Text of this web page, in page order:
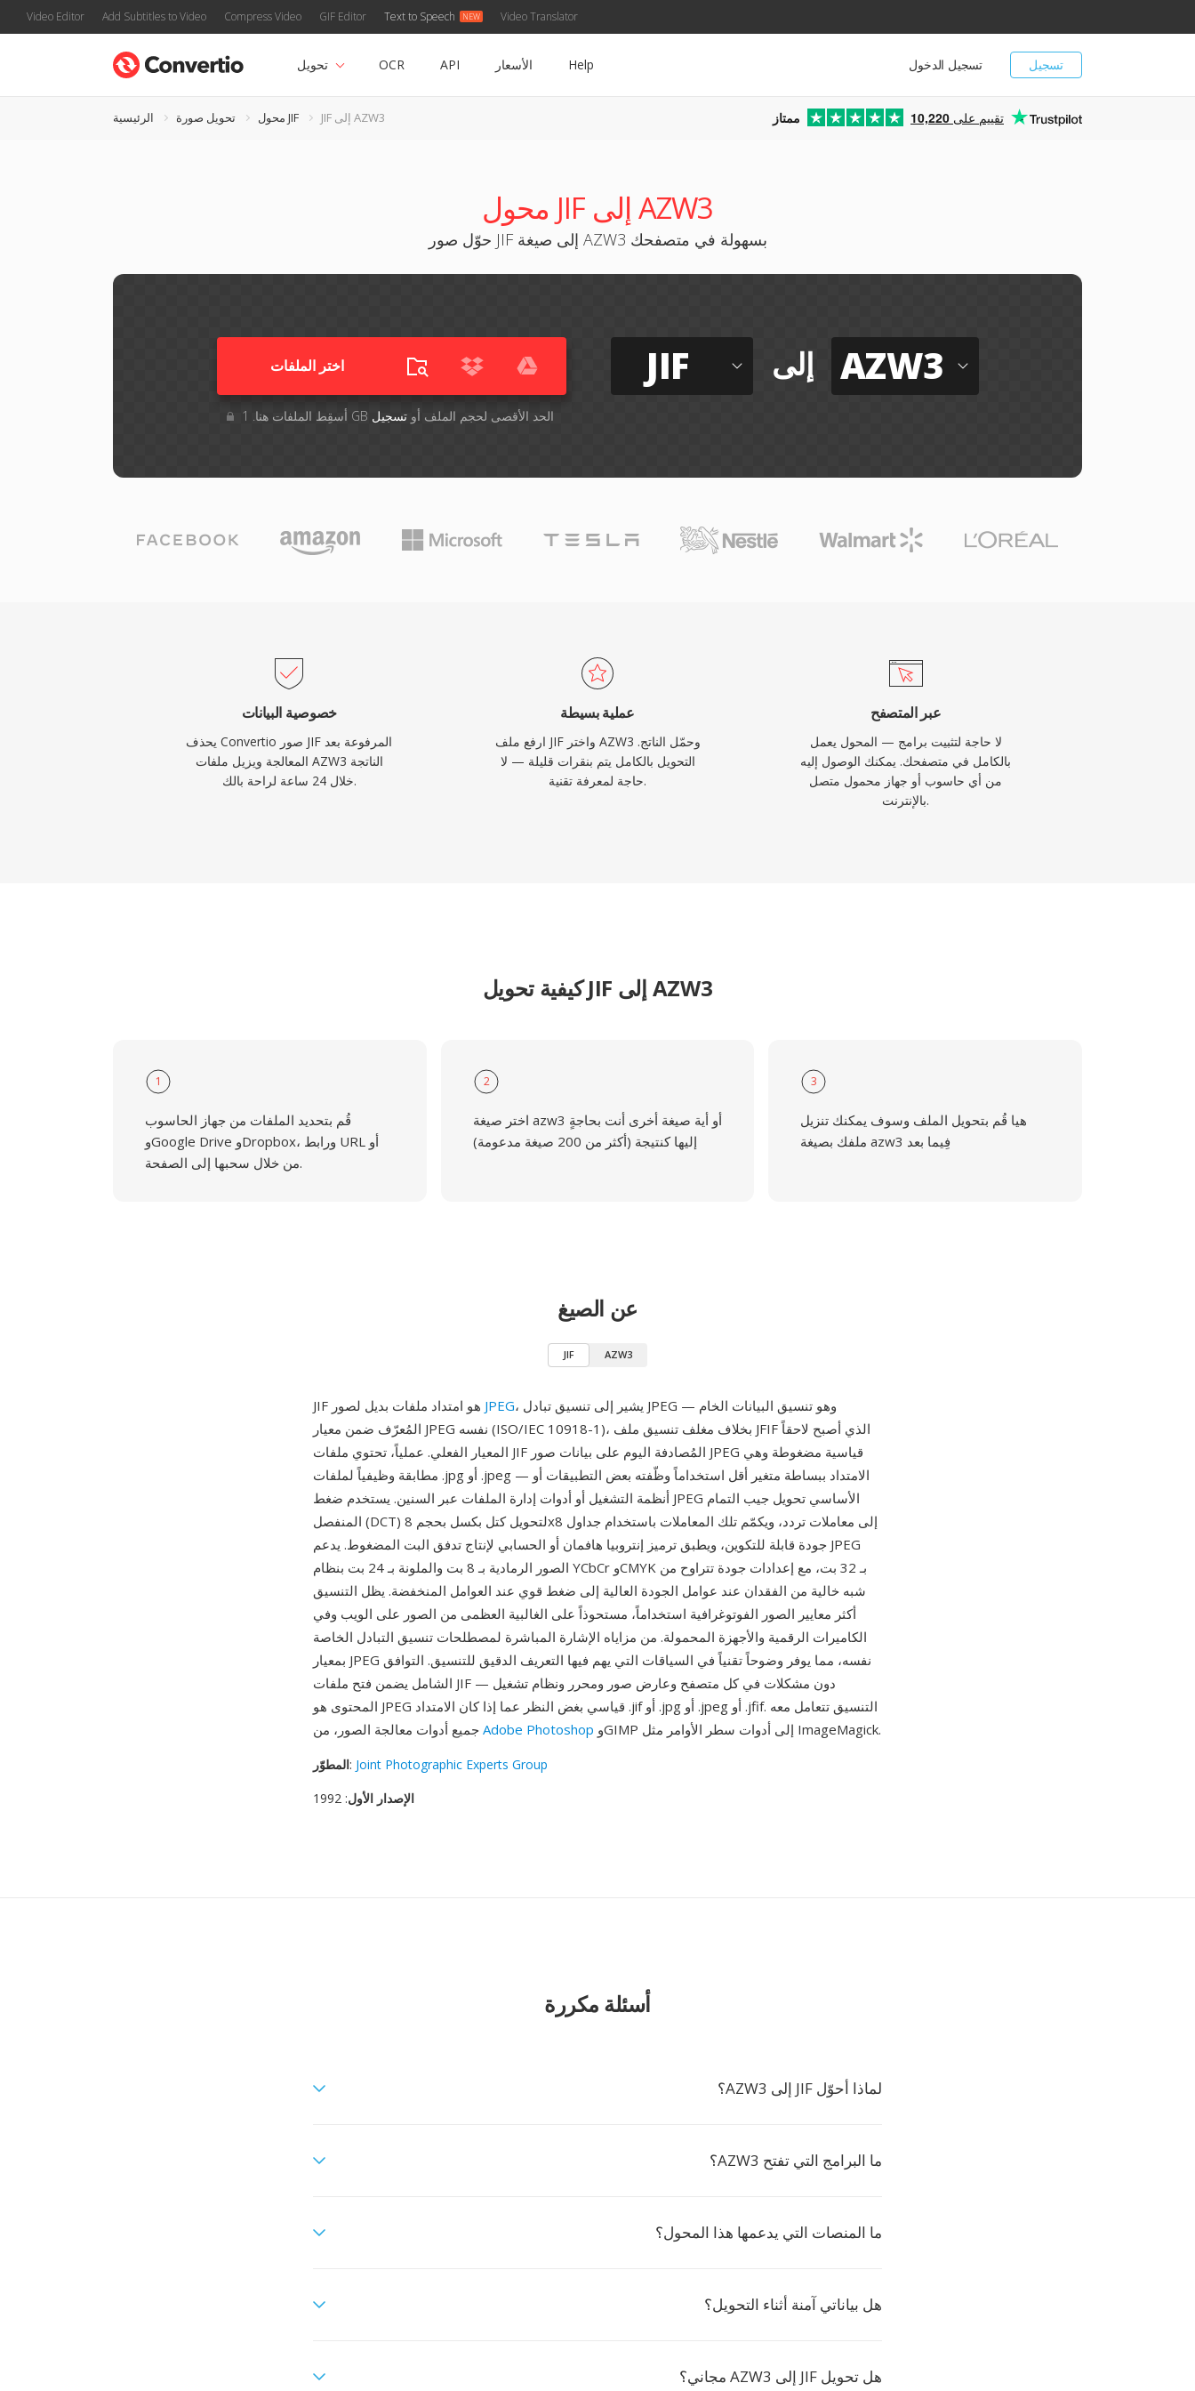
Video Editor Add Subtitles to Video Compress Video GIF Editor Text to Speech Video Translator
تسجيل تسجيل الدخول تحويل OCR API الأسعار Help
الرئيسية تحويل صورة محول JIF JIF إلى AZW3 ممتاز 10,220 تقييم على
محول JIF إلى AZW3
حوّل صور JIF إلى صيغة AZW3 بسهولة في متصفحك
اختر الملفات
أسقِط الملفات هنا. 1 GB الحد الأقصى لحجم الملف أوتسجيل
JIF إلى AZW3
خصوصية البيانات
يحذف Convertio صور JIF المرفوعة بعد
المعالجة ويزيل ملفات AZW3 الناتجة
خلال 24 ساعة لراحة بالك.
عملية بسيطة
ارفع ملف JIF واختر AZW3 وحمّل الناتج.
التحويل بالكامل يتم بنقرات قليلة — لا
حاجة لمعرفة تقنية.
عبر المتصفح
لا حاجة لتثبيت برامج — المحول يعمل
بالكامل في متصفحك. يمكنك الوصول إليه
من أي حاسوب أو جهاز محمول متصل
بالإنترنت.
كيفية تحويل JIF إلى AZW3
1
قُم بتحديد الملفات من جهاز الحاسوب
وGoogle Drive وDropbox، ورابط URL أو
من خلال سحبها إلى الصفحة.
2
اختر صيغة azw3 أو أية صيغة أخرى أنت بحاجةٍ
إليها كنتيجة (أكثر من 200 صيغة مدعومة)
3
هيا قُم بتحويل الملف وسوف يمكنك تنزيل
ملفك بصيغة azw3 فِيما بعد
عن الصيغ
JIF AZW3
JPEG، يشير إلى تنسيق تبادل JPEG — وهو تنسيق البيانات الخام
المُعرّف ضمن معيار JPEG نفسه (ISO/IEC 10918-1)، بخلاف مغلف تنسيق ملف JFIF الذي أصبح لاحقاً
المعيار الفعلي. عملياً، تحتوي ملفات JIF المُصادفة اليوم على بيانات صور JPEG قياسية مضغوطة وهي
مطابقة وظيفياً لملفات .jpg أو .jpeg — الامتداد ببساطة متغير أقل استخداماً وظّفته بعض التطبيقات أو
أنظمة التشغيل أو أدوات إدارة الملفات عبر السنين. يستخدم ضغط JPEG الأساسي تحويل جيب التمام
المنفصل (DCT) لتحويل كتل بكسل بحجم 8x8 إلى معاملات تردد، ويكمّم تلك المعاملات باستخدام جداول
جودة قابلة للتكوين، ويطبق ترميز إنتروبيا هافمان أو الحسابي لإنتاج تدفق البت المضغوط. يدعم JPEG
الصور الرمادية بـ 8 بت والملونة بـ 24 بت بنظام YCbCr وCMYK بـ 32 بت، مع إعدادات جودة تتراوح من
شبه خالية من الفقدان عند عوامل الجودة العالية إلى ضغط قوي عند العوامل المنخفضة. يظل التنسيق
أكثر معايير الصور الفوتوغرافية استخداماً، مستحوذاً على الغالبية العظمى من الصور على الويب وفي
الكاميرات الرقمية والأجهزة المحمولة. من مزاياه الإشارة المباشرة لمصطلحات تنسيق التبادل الخاصة
بمعيار JPEG نفسه، مما يوفر وضوحاً تقنياً في السياقات التي يهم فيها التعريف الدقيق للتنسيق. التوافق
الشامل يضمن فتح ملفات JIF دون مشكلات في كل متصفح وعارض صور ومحرر ونظام تشغيل —
المحتوى هو JPEG قياسي بغض النظر عما إذا كان الامتداد .jif أو .jpg أو .jpeg أو .jfif. التنسيق تتعامل معه
Adobe Photoshop وGIMP إلى أدوات سطر الأوامر مثل ImageMagick.
المطوّر: Joint Photographic Experts Group
الإصدار الأول: 1992
أسئلة مكررة
لماذا أحوّل JIF إلى AZW3؟
ما البرامج التي تفتح AZW3؟
ما المنصات التي يدعمها هذا المحول؟
هل بياناتي آمنة أثناء التحويل؟
هل تحويل JIF إلى AZW3 مجاني؟